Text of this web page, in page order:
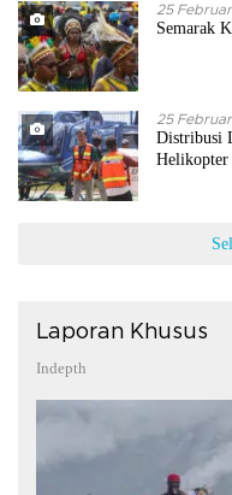
25
Semarak
25
Distribusi
Helikopter
Laporan Khusus
Indepth